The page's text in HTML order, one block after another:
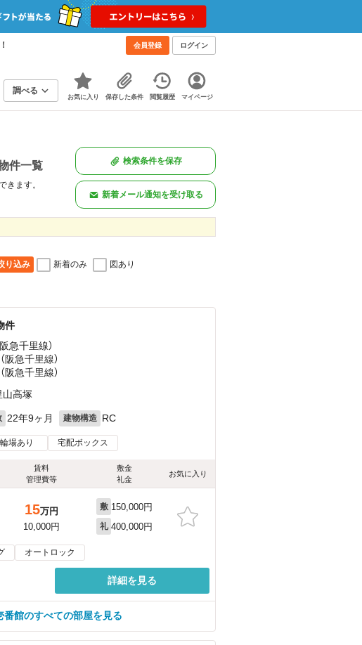
会員登録 ログイン
調べる
お気に入り 保存した条件 閲覧履歴 マイページ
件一覧
きます。
検索条件を保存
新着メール通知を受け取る
り込み 新着のみ 図あり
件
急千里線）
阪急千里線）
阪急千里線）
山高塚
22年9ヶ月 建物構造 RC
場あり 宅配ボックス
賃料
管理費等
敷金
礼金
お気に入り
15万円
10,000円
敷 150,000円
礼 400,000円
オートロック
詳細を見る
館のすべての部屋を見る